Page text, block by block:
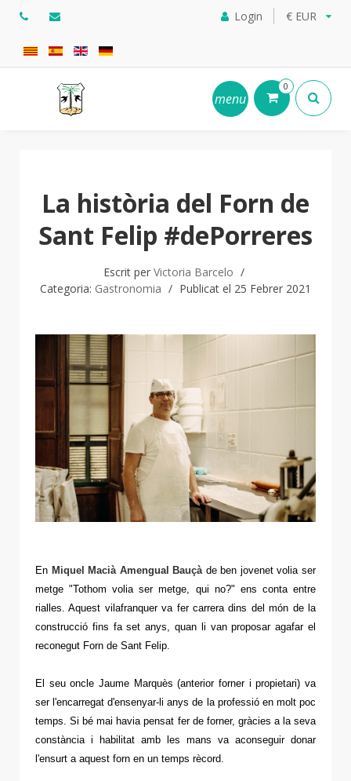
Login € EUR
menu
0
La història del Forn de
Sant Felip #dePorreres
Escrit per Victoria Barcelo
Categoria: Gastronomia Publicat el 25 Febrer 2021
En Miquel Macià Amengual Bauçàde ben jovenet volia ser
metge "Tothom volia ser metge, qui no?" ens conta entre
rialles. Aquest vilafranquer va fer carrera dins del món de la
construcció fins fa set anys, quan li van proposar agafar el
reconegut Forn de Sant Felip.
El seu oncle Jaume Marquès (anterior forner i propietari) va
ser l'encarregat d'ensenyar-li anys de la professió en molt poc
temps. Si bé mai havia pensat fer de forner, gràcies a la seva
constància i habilitat amb les mans va aconseguir donar
l'ensurt a aquest forn en un temps rècord.